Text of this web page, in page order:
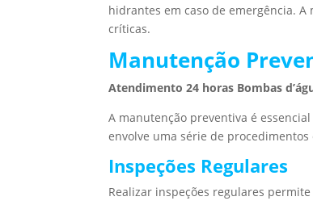
hidrantes em caso de emergência.
críticas.
Manutenção
Atendimento 24 horas Bombas
A manutenção preventiva é
envolve uma série de
Inspeções Regulares
Realizar inspeções regulares